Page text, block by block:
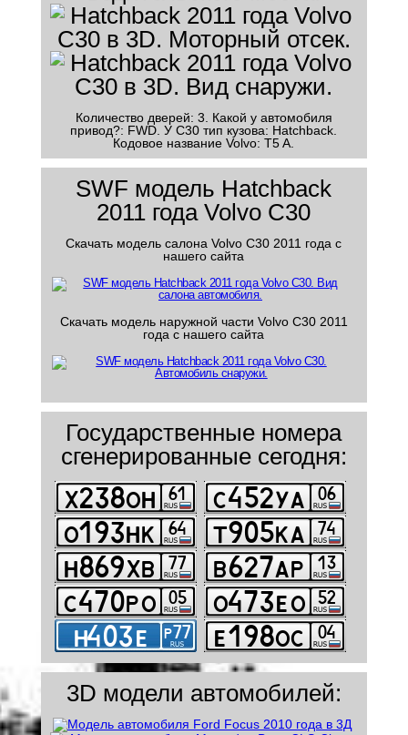
Количество дверей: 3. Какой у автомобиля
привод?: FWD. У C30 тип кузова: Hatchback.
Кодовое название Volvo: T5 A.
SWF модель Hatchback
2011 года Volvo C30
Скачать модель салона Volvo C30 2011 года с
нашего сайта
Скачать модель наружной части Volvo C30 2011
года с нашего сайта
Государственные номера
сгенерированные сегодня:
3D модели автомобилей: